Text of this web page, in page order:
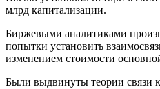
млрд капитализации.
Биржевыми аналитиками
попытки установить
изменением стоимости
Были выдвинуты теории связи